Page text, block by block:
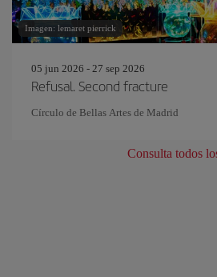
Imagen: lemaret pierrick
05 jun 2026 - 27 sep 2026
Refusal. Second fracture
Círculo de Bellas Artes de Madrid
Consulta todos